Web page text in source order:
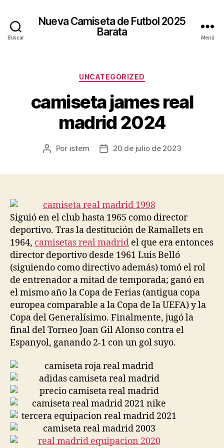
Buscar
Nueva Camiseta de Futbol 2025
Barata
Menú
Categorías
UNCATEGORIZED
camiseta james real
madrid 2024
Autor
Por istern
Fecha20 de julio de 2023
Siguió en el club hasta 1965 como director
deportivo. Tras la destitución de Ramallets en
1964, camisetas real madrid el que era entonces
director deportivo desde 1961 Luis Belló
(siguiendo como directivo además) tomó el rol
de entrenador a mitad de temporada; ganó en
el mismo año la Copa de Ferias (antigua copa
europea comparable a la Copa de la UEFA) y la
Copa del Generalísimo. Finalmente, jugó la
final del Torneo Joan Gil Alonso contra el
Espanyol, ganando 2-1 con un gol suyo.